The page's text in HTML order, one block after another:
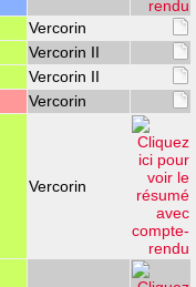
Vercorin
Vercorin II
Vercorin II
Vercorin
Vercorin